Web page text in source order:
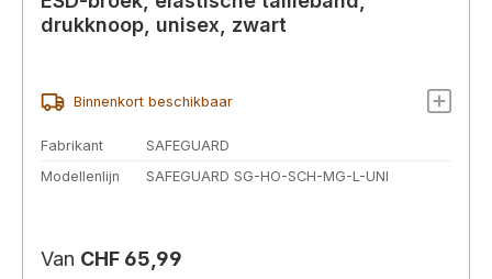
drukknoop, unisex, zwart
Binnenkort beschikbaar
Fabrikant
SAFEGUARD
Modellenlijn
SAFEGUARD SG-HO-SCH-MG-L-UNI
Normale prijs:
Van CHF 65,99